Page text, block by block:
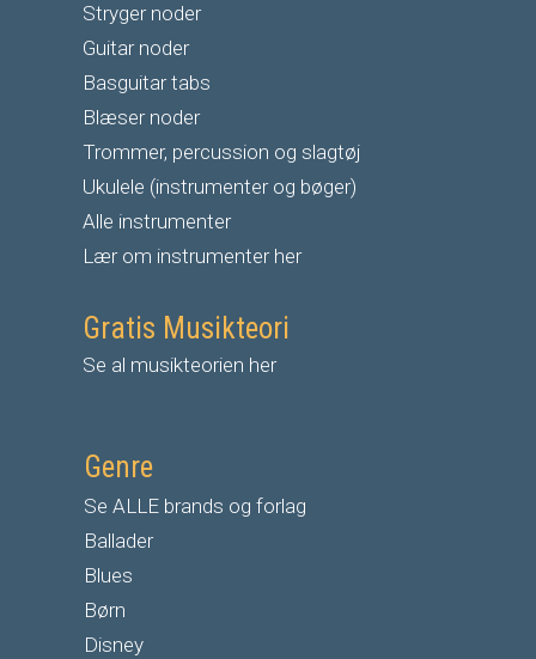
Stryger noder
Guitar noder
Basguitar tabs
Blæser noder
Trommer, percussion og slagtøj
Ukulele (instrumenter og bøger)
Alle instrumenter
Lær om instrumenter her
Gratis Musikteori
Se al musikteorien her
Genre
Se ALLE brands og forlag
Ballader
Blues
Børn
Disney